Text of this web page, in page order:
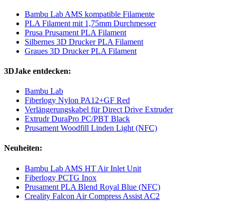
Bambu Lab AMS kompatible Filamente
PLA Filament mit 1,75mm Durchmesser
Prusa Prusament PLA Filament
Silbernes 3D Drucker PLA Filament
Graues 3D Drucker PLA Filament
3DJake entdecken:
Bambu Lab
Fiberlogy Nylon PA12+GF Red
Verlängerungskabel für Direct Drive Extruder
Extrudr DuraPro PC/PBT Black
Prusament Woodfill Linden Light (NFC)
Neuheiten:
Bambu Lab AMS HT Air Inlet Unit
Fiberlogy PCTG Inox
Prusament PLA Blend Royal Blue (NFC)
Creality Falcon Air Compress Assist AC2